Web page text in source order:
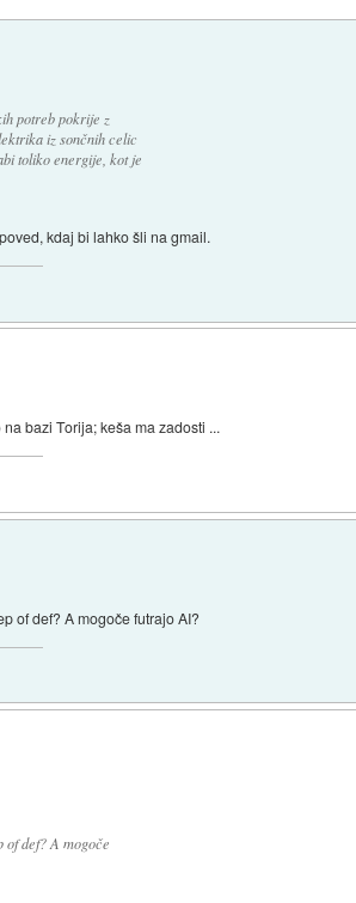
potreb pokrije z
iz sončnih celic
toliko energije, kot je
kdaj bi lahko šli na gmail.
bazi Torija; keša ma zadosti ...
of def? A mogoče futrajo AI?
of def? A mogoče